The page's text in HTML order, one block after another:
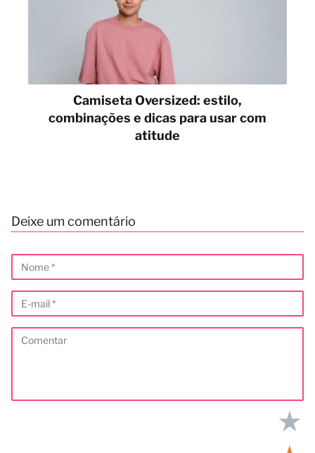
Camiseta Oversized: estilo,
combinações e dicas para usar com
atitude
Deixe um comentário
★